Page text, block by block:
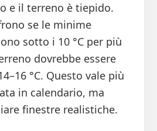
e il terreno è tiepido.
se le minime
sotto i 10 °C per più
dovrebbe essere
°C. Questo vale più
in calendario, ma
finestre realistiche.